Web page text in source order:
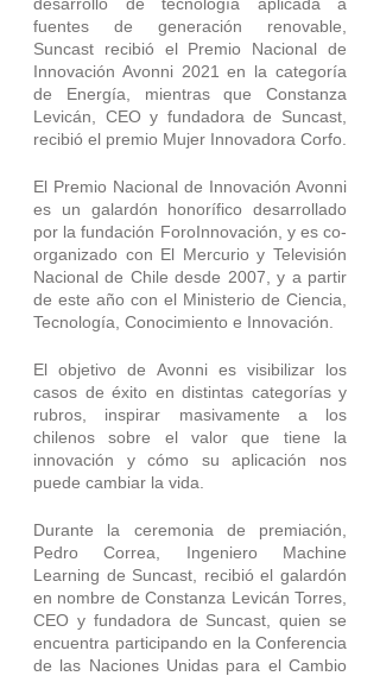
fuentes de generación renovable,
Suncast recibió el Premio Nacional de
Innovación Avonni 2021 en la categoría
de Energía, mientras que Constanza
Levicán, CEO y fundadora de Suncast,
recibió el premio Mujer Innovadora Corfo.
El Premio Nacional de Innovación Avonni
es un galardón honorífico desarrollado
por la fundación ForoInnovación, y es co-
organizado con El Mercurio y Televisión
Nacional de Chile desde 2007, y a partir
de este año con el Ministerio de Ciencia,
Tecnología, Conocimiento e Innovación.
El objetivo de Avonni es visibilizar los
casos de éxito en distintas categorías y
rubros, inspirar masivamente a los
chilenos sobre el valor que tiene la
innovación y cómo su aplicación nos
puede cambiar la vida.
Durante la ceremonia de premiación,
Pedro Correa, Ingeniero Machine
Learning de Suncast, recibió el galardón
en nombre de Constanza Levicán Torres,
CEO y fundadora de Suncast, quien se
encuentra participando en la Conferencia
de las Naciones Unidas para el Cambio